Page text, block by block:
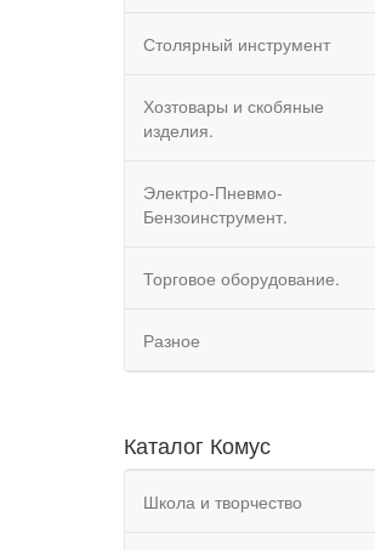
Столярный инструмент
Хозтовары и скобяные
изделия.
Электро-Пневмо-
Бензоинструмент.
Торговое оборудование.
Разное
Каталог Комус
Школа и творчество